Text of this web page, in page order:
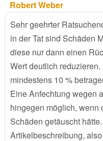
Robert Weber
Sehr geehrter
in der Tat sind Schäden
diese nur dann einen
Wert deutlich
mindestens 10 %
Eine Anfechtung wegen
hingegen möglich, wenn
Schäden getäuscht
Artikelbeschreibung,